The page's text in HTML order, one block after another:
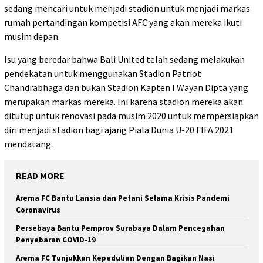
sedang mencari untuk menjadi stadion untuk menjadi markas
rumah pertandingan kompetisi AFC yang akan mereka ikuti
musim depan.
Isu yang beredar bahwa Bali United telah sedang melakukan
pendekatan untuk menggunakan Stadion Patriot
Chandrabhaga dan bukan Stadion Kapten I Wayan Dipta yang
merupakan markas mereka. Ini karena stadion mereka akan
ditutup untuk renovasi pada musim 2020 untuk mempersiapkan
diri menjadi stadion bagi ajang Piala Dunia U-20 FIFA 2021
mendatang.
READ MORE
Arema FC Bantu Lansia dan Petani Selama Krisis Pandemi
Coronavirus
Persebaya Bantu Pemprov Surabaya Dalam Pencegahan
Penyebaran COVID-19
Arema FC Tunjukkan Kepedulian Dengan Bagikan Nasi